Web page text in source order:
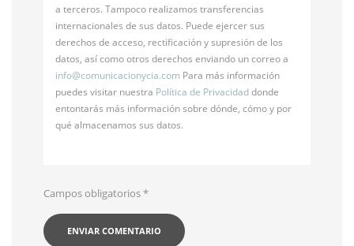
a terceros. Tampoco realizamos transferencias
internacionales de sus datos. Puede ejercer sus
derechos de acceso, rectificación y supresión de los
datos, así como otros derechos enviando un correo a
info@comunicacionycia.com Para más información
puedes visitar nuestra Política de Privacidaddonde
entontarás más información sobre dónde, cómo y por
qué almacenamos sus datos.
Campos obligatorios*